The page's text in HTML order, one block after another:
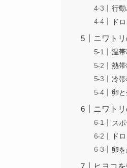
行
ド
ニワト
温
熱帯
冷
卵
ニワト
ス
ド
卵
ヒヨコ